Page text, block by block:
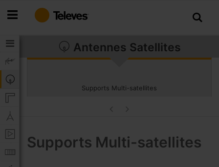
au
Antennes Satellites
Supports Multi-satellites
Supports Multi-satellites